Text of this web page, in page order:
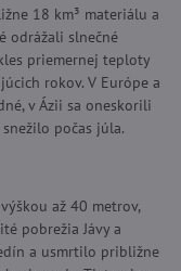
18 km³ materiálu a
odrážali slnečné
priemernej teploty
rokov. V Európe a
v Ázii sa oneskorili
počas júla.
až 40 metrov,
pobrežia Jávy a
a usmrtilo približne